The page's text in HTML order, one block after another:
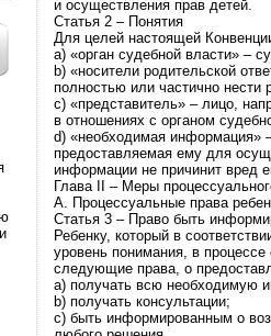
и осуществления прав детей.
Статья 2 – Понятия
Для целей настоящей
a) «орган судебной власти» –
b) «носители родительской
полностью или частично нести
c) «представитель» – лицо,
в отношениях с органом
d) «необходимая информация»
предоставляемая ему для
информации не причинит вред
Глава II – Меры
A. Процессуальные права
Статья 3 – Право быть
Ребенку, который в
уровень понимания, в
следующие права, о
a) получать всю необходимую
b) получать консультации;
c) быть информированным о